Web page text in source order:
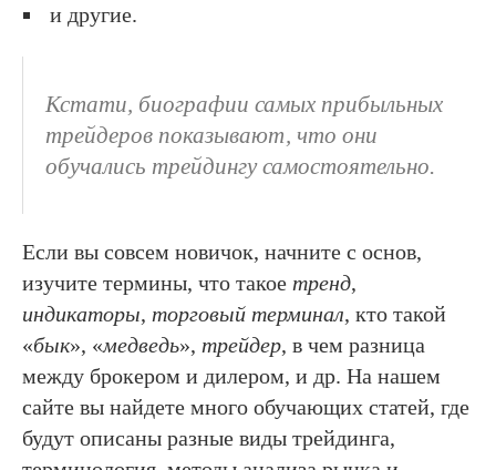
и другие.
Кстати, биографии самых прибыльных
трейдеров показывают, что они
обучались трейдингу самостоятельно.
Если вы совсем новичок, начните с основ,
изучите термины, что такое тренд,
индикаторы, торговый терминал, кто такой
«бык», «медведь», трейдер, в чем разница
между брокером и дилером, и др. На нашем
сайте вы найдете много обучающих статей, где
будут описаны разные виды трейдинга,